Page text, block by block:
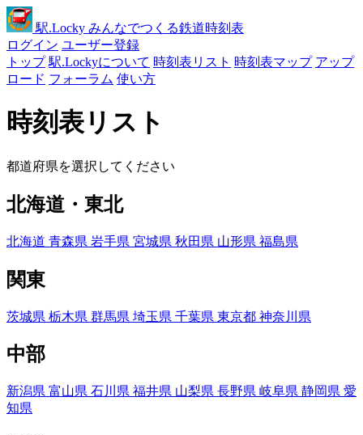
駅.Locky みんなでつくる鉄道時刻表
ログイン ユーザー登録
トップ 駅.Lockyについて 時刻表リスト 時刻表マップ アップ
ロード フォーラム 使い方
時刻表リスト
都道府県を選択してください
北海道・東北
北海道 青森県 岩手県 宮城県 秋田県 山形県 福島県
関東
茨城県 栃木県 群馬県 埼玉県 千葉県 東京都 神奈川県
中部
新潟県 富山県 石川県 福井県 山梨県 長野県 岐阜県 静岡県 愛
知県